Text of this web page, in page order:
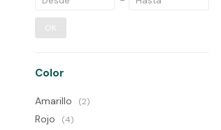
OK
Color
Amarillo (2)
Rojo (4)